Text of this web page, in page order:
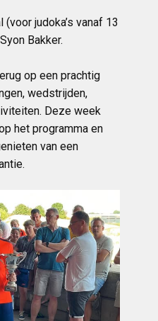
judoka’s vanaf 13
Bakker.
op een prachtig
wedstrijden,
Deze week
het programma en
van een